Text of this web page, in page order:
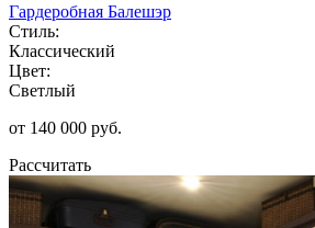
Гардеробная Балешэр
Стиль:
Классический
Цвет:
Светлый
от 140 000 руб.
Рассчитать